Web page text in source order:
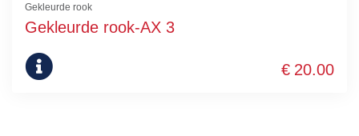
Gekleurde rook
Gekleurde rook-AX 3
€ 20.00